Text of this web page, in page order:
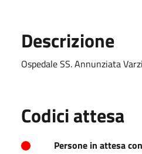
Descrizione
Ospedale SS. Annunziata
Codici attesa
Persone in attesa